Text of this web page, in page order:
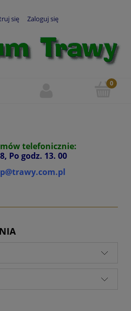
się Zaloguj się
telefonicznie:
Po godz. 13. 00